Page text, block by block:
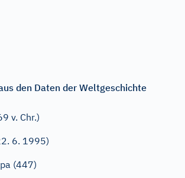
den Daten der Weltgeschichte
v. Chr.)
6. 1995)
(447)